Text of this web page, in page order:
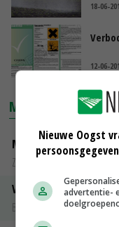
18-06-
12-06-
MARKTPRIJZEN
Magere melkpoeder
Zuivel NL
Vleeskuikens 2001-
Barneveld
Nieuwe Oogst
advertentie-